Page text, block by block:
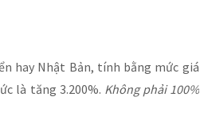
hay Nhật Bản, tính bằng mức giá
là tăng 3.200%. Không phải 100%